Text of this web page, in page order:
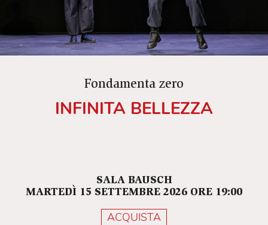
Fondamenta zero
INFINITA BELLEZZA
SALA BAUSCH
MARTEDÌ 15 SETTEMBRE 2026 ORE 19:00
ACQUISTA